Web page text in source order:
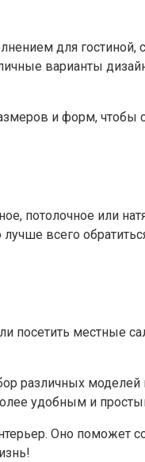
для гостиной,
варианты
и форм,
потолочное или
всего
посетить местные
различных моделей
удобным и
Оно поможет